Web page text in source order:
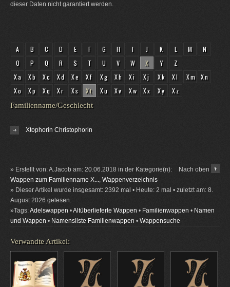
dieser Daten nicht garantiert werden.
A B C D E F G H I J K L M
N
O
P Q R S T U V W X Y
Z
Xa
Xb Xc Xd Xe Xf Xg Xh Xi Xj Xk Xl Xm Xn
Xo
Xp Xq Xr Xs Xt Xu Xv Xw Xx Xy Xz
Familienname/Geschlecht
Xtophorin Christophorin
Nach oben
» Erstellt von: A.Jacob am: 20.06.2018 in der Kategorie(n):
Wappen zum Familienname X..., Wappenverzeichnis
» Dieser Artikel wurde insgesamt: 2392 mal • Heute: 2 mal • zuletzt am: 8.
August 2026 gelesen.
»Tags:Adelswappen •Altüberlieferte Wappen • Familienwappen • Namen
und Wappen • Namensliste Familienwappen • Wappensuche
Verwandte Artikel: